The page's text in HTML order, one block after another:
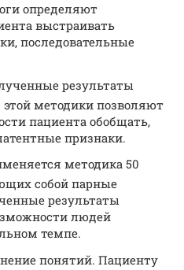
определяют
выстраивать
последовательные
результаты
этой методики позволяют
пациента обобщать,
признаки.
методика 50
собой парные
результаты
людей
темпе.
понятий. Пациенту